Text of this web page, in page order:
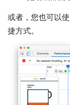
或者，您也可以
捷方式。